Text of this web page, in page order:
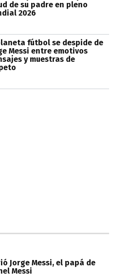
de su padre en pleno
2026
fútbol se despide de
Messi entre emotivos
y muestras de
Jorge Messi, el papá de
Messi